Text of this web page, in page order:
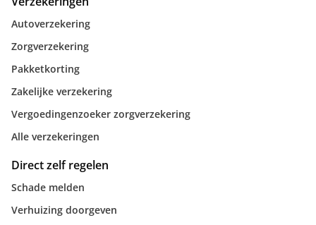
Autoverzekering
Zorgverzekering
Pakketkorting
Zakelijke verzekering
Vergoedingenzoeker zorgverzekering
Alle verzekeringen
Direct zelf regelen
Schade melden
Verhuizing doorgeven